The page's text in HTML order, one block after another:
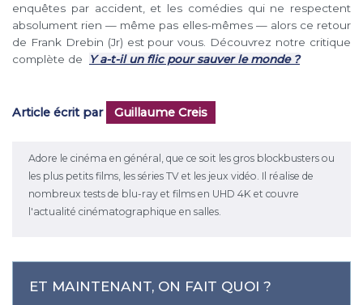
enquêtes par accident, et les comédies qui ne respectent
absolument rien — même pas elles-mêmes — alors ce retour
de Frank Drebin (Jr) est pour vous. Découvrez notre critique
complète de
Y a-t-il un flic pour sauver le monde ?
Article écrit par Guillaume Creis
Adore le cinéma en général, que ce soit les gros blockbusters ou
les plus petits films, les séries TV et les jeux vidéo. Il réalise de
nombreux tests de blu-ray et films en UHD 4K et couvre
l'actualité cinématographique en salles.
ET MAINTENANT, ON FAIT QUOI ?